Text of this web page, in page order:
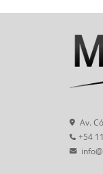
Av.
+54